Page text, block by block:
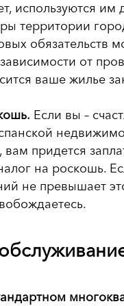
используются им
территории
обязательств
от
ваше жилье
Если вы –
вам придется
на роскошь.
не превышает